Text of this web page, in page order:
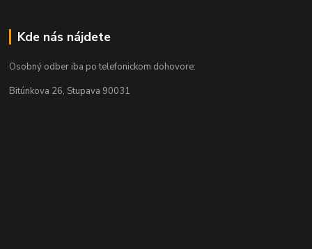
Kde nás nájdete
Osobný odber iba po telefonickom dohovore:
Bitúnkova 26, Stupava 90031